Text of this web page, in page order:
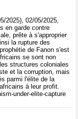
2025), 02/05/2025,
en garde contre
prête à s'approprier
la rupture des
de Fanon s'est
se sont non
structures coloniales
et la corruption, mais
parmi l'élite de la
à leur profit.
under-elite-capture